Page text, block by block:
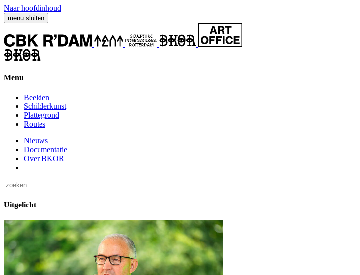
Naar hoofdinhoud
menu sluiten
Menu
Beelden
Schilderkunst
Plattegrond
Routes
Nieuws
Documentatie
Over BKOR
Uitgelicht